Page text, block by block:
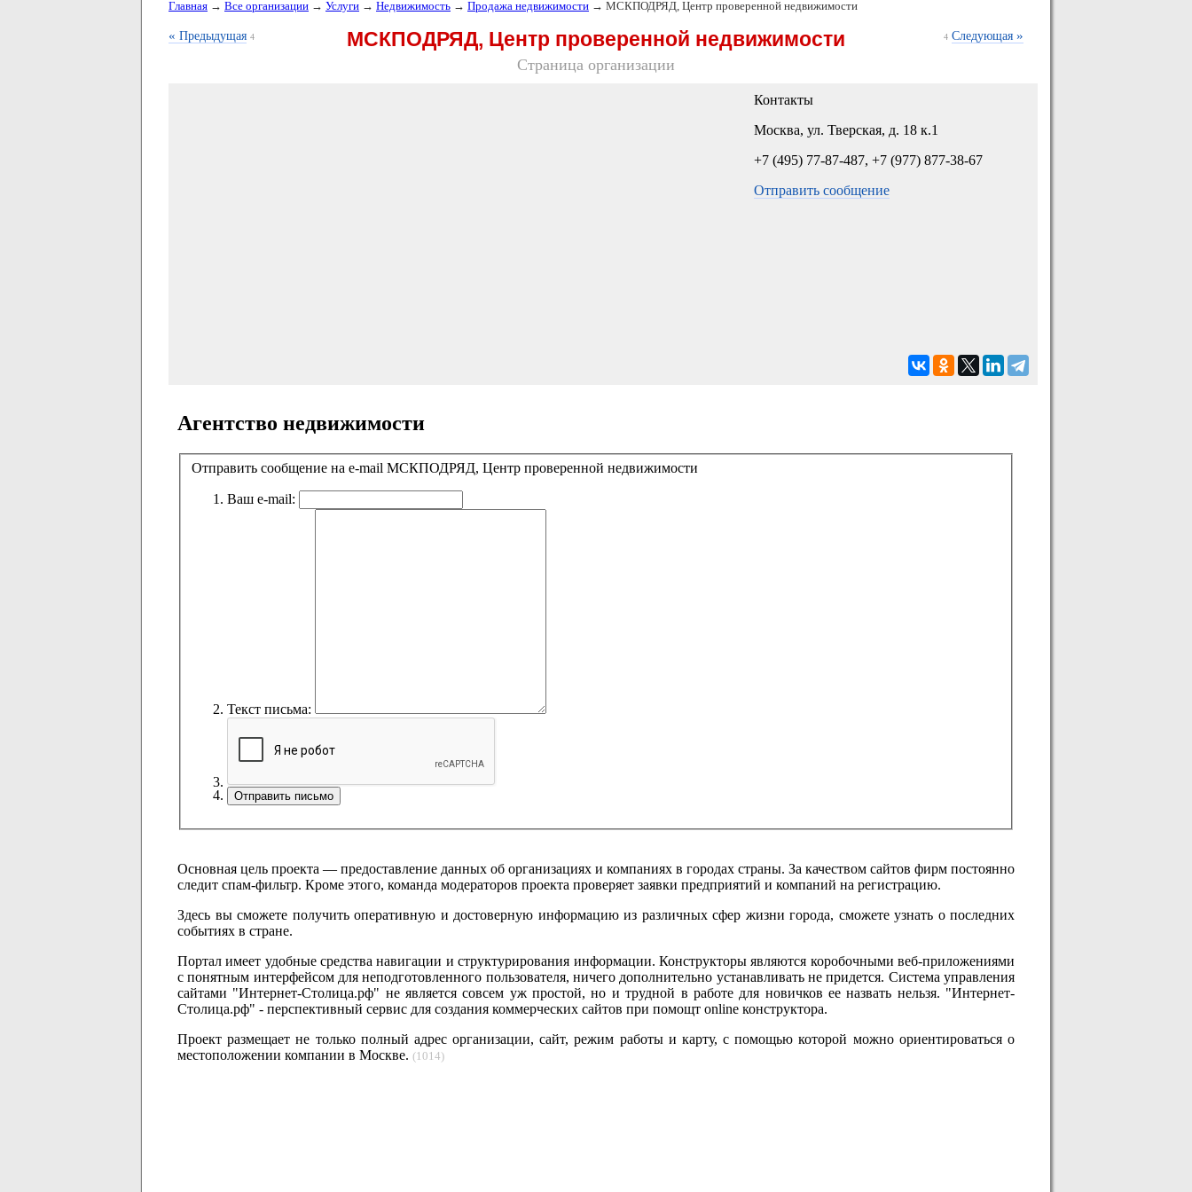
Главная → Все организации → Услуги → Недвижимость → Продажа недвижимости → МСКПОДРЯД, Центр проверенной недвижимости
« Предыдущая 4 4 Следующая »
МСКПОДРЯД, Центр проверенной недвижимости
Страница организации
Контакты
Москва, ул. Тверская, д. 18 к.1
+7 (495) 77-87-487, +7 (977) 877-38-67
Отправить сообщение
Агентство недвижимости
Отправить сообщение на e-mail МСКПОДРЯД, Центр проверенной недвижимости
Ваш e-mail:
Текст письма:
Основная цель проекта — предоставление данных об организациях и компаниях в городах страны. За качеством сайтов фирм постоянно
следит спам-фильтр. Кроме этого, команда модераторов проекта проверяет заявки предприятий и компаний на регистрацию.
Здесь вы сможете получить оперативную и достоверную информацию из различных сфер жизни города, сможете узнать о последних
событиях в стране.
Портал имеет удобные средства навигации и структурирования информации. Конструкторы являются коробочными веб-приложениями
с понятным интерфейсом для неподготовленного пользователя, ничего дополнительно устанавливать не придется. Система управления
сайтами "Интернет-Столица.рф" не является совсем уж простой, но и трудной в работе для новичков ее назвать нельзя. "Интернет-
Столица.рф" - перспективный сервис для создания коммерческих сайтов при помощт online конструктора.
Проект размещает не только полный адрес организации, сайт, режим работы и карту, с помощью которой можно ориентироваться о
местоположении компании в Москве. (1014)